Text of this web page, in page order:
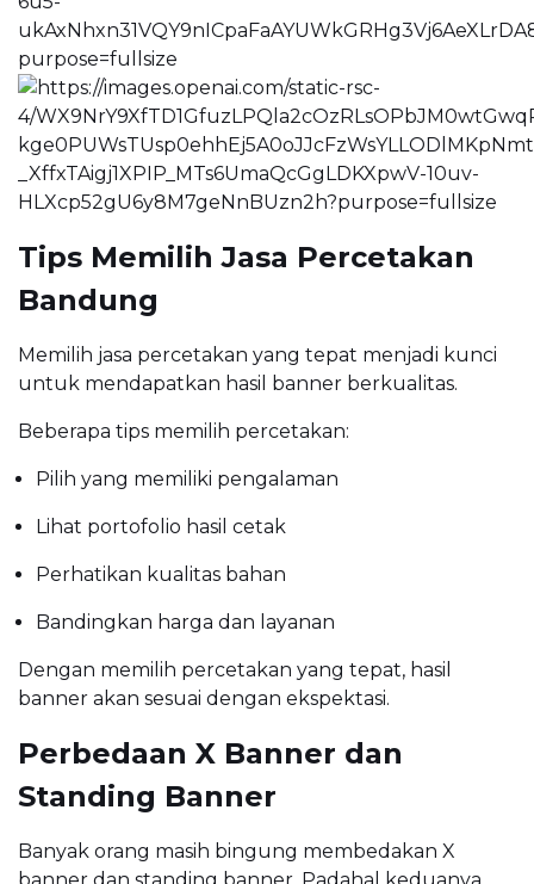
Tips Memilih Jasa Percetakan
Bandung
Memilih jasa percetakan yang tepat menjadi kunci
untuk mendapatkan hasil banner berkualitas.
Beberapa tips memilih percetakan:
Pilih yang memiliki pengalaman
Lihat portofolio hasil cetak
Perhatikan kualitas bahan
Bandingkan harga dan layanan
Dengan memilih percetakan yang tepat, hasil
banner akan sesuai dengan ekspektasi.
Perbedaan X Banner dan
Standing Banner
Banyak orang masih bingung membedakan X